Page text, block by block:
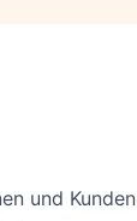
und Kunden